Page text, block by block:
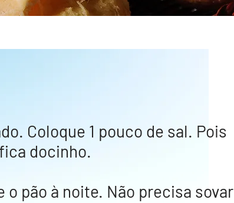
Coloque 1 pouco de sal. Pois
docinho.
o pão à noite. Não precisa sovar